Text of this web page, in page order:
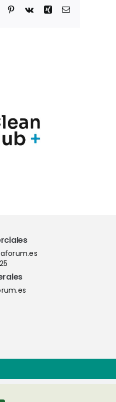
Tumblr Pinterest
Vk Xing Correo
las
de sus
soluciones